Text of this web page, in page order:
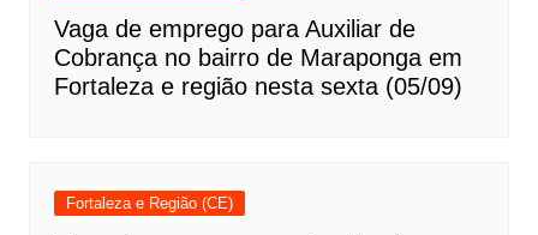
Vaga de emprego para Auxiliar de
Cobrança no bairro de Maraponga em
Fortaleza e região nesta sexta (05/09)
Fortaleza e Região (CE)